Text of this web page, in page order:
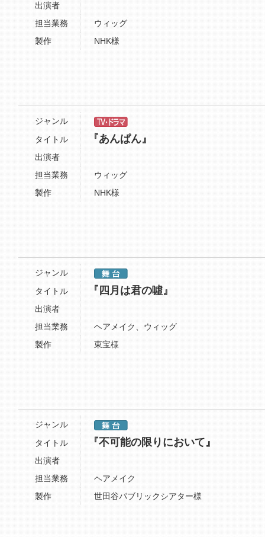
出演者
担当業務
ウィッグ
製作
NHK様
ジャンル
タイトル
『あんぱん』
出演者
担当業務
ウィッグ
製作
NHK様
ジャンル
タイトル
『四月は君の噓』
出演者
担当業務
ヘアメイク、ウィッグ
製作
東宝様
ジャンル
タイトル
『不可能の限りにおいて』
出演者
担当業務
ヘアメイク
製作
世田谷パブリックシアター様